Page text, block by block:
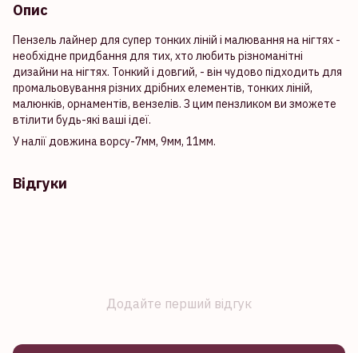
Опис
Пензель лайнер для супер тонких ліній і малювання на нігтях -
необхідне придбання для тих, хто любить різноманітні
дизайни на нігтях. Тонкий і довгий, - він чудово підходить для
промальовування різних дрібних елементів, тонких ліній,
малюнків, орнаментів, вензелів. З цим пензликом ви зможете
втілити будь-які ваші ідеї.
У налії довжина ворсу-7мм, 9мм, 11мм.
Відгуки
Додайте перший відгук